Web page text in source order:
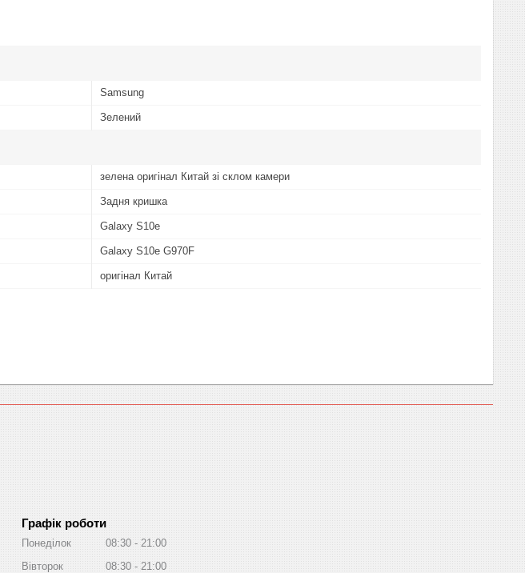
Samsung
Зелений
зелена оригінал Китай зі склом камери
Задня кришка
Galaxy S10e
Galaxy S10e G970F
оригінал Китай
Графік роботи
Понеділок 08:30
21:00
Вівторок
08:30
21:00